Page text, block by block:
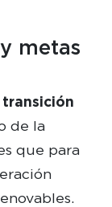
metas
transición
de la
que para